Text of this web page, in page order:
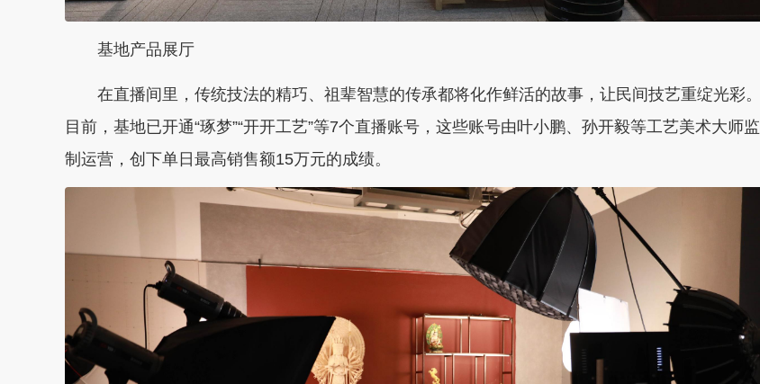
基地产品展厅
在直播间里，传统技法的精巧、祖辈智慧的传承都将化作鲜活的故事，让民间技艺重绽光彩。
目前，基地已开通“琢梦”“开开工艺”等7个直播账号，这些账号由叶小鹏、孙开毅等工艺美术大师监
制运营，创下单日最高销售额15万元的成绩。